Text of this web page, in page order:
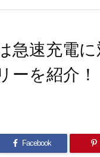
急速充電
ーを紹介！
Facebook